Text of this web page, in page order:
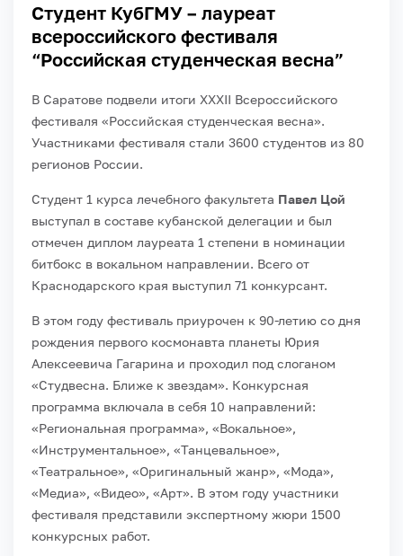
Студент КубГМУ – лауреат
всероссийского фестиваля
“Российская студенческая весна”
В Саратове подвели итоги XXXII Всероссийского
фестиваля «Российская студенческая весна».
Участниками фестиваля стали 3600 студентов из 80
регионов России.
Студент 1 курса лечебного факультета Павел Цой
выступал в составе кубанской делегации и был
отмечен диплом лауреата 1 степени в номинации
битбокс в вокальном направлении. Всего от
Краснодарского края выступил 71 конкурсант.
В этом году фестиваль приурочен к 90-летию со дня
рождения первого космонавта планеты Юрия
Алексеевича Гагарина и проходил под слоганом
«Студвесна. Ближе к звездам». Конкурсная
программа включала в себя 10 направлений:
«Региональная программа», «Вокальное»,
«Инструментальное», «Танцевальное»,
«Театральное», «Оригинальный жанр», «Мода»,
«Медиа», «Видео», «Арт». В этом году участники
фестиваля представили экспертному жюри 1500
конкурсных работ.